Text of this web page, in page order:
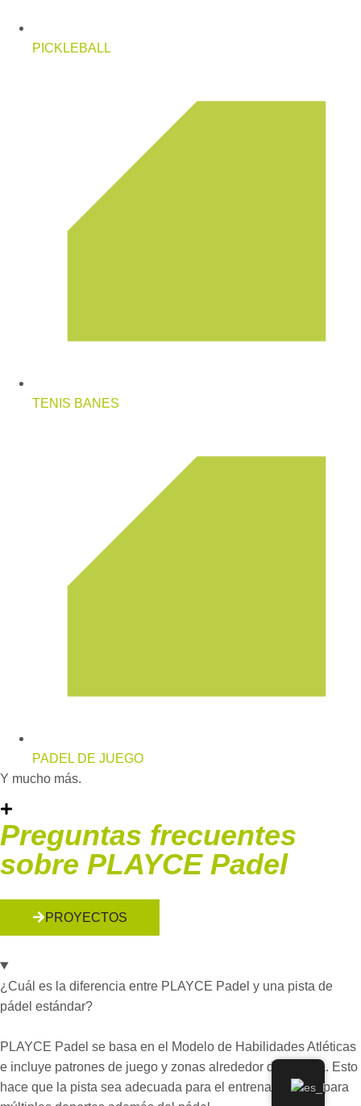
PICKLEBALL
TENIS BANES
PADEL DE JUEGO
Y mucho más.
Preguntas frecuentes
sobre PLAYCE Padel
PROYECTOS
¿Cuál es la diferencia entre PLAYCE Padel y una pista de
pádel estándar?
PLAYCE Padel se basa en el Modelo de Habilidades Atléticas
e incluye patrones de juego y zonas alrededor de la pista. Esto
hace que la pista sea adecuada para el entrenamiento y para